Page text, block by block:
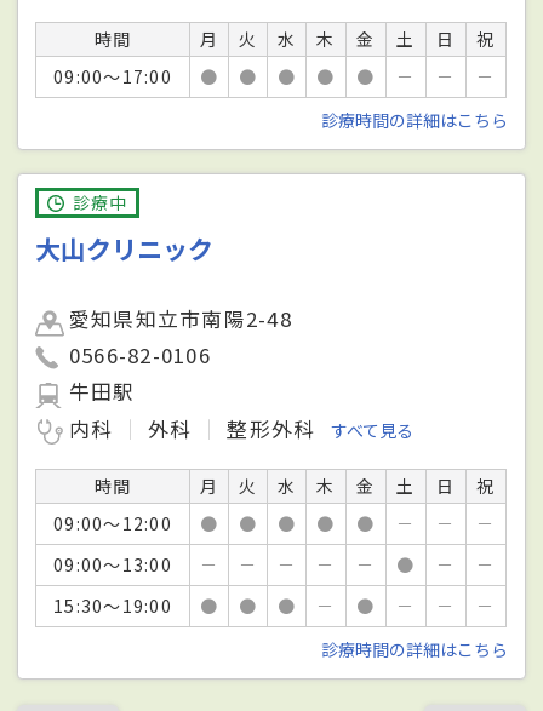
時間 月 火 水 木 金 土 日
祝
09:00～17:00
● ● ● ● ● － －
－
診療時間の詳細はこちら
診療中
大山クリニック
愛知県知立市南陽2-48
0566-82-0106
牛田駅
内科
外科 整形外科 すべて見る
時間 月 火 水 木 金 土 日
祝
09:00～12:00
● ● ● ● ● － －
－
09:00～13:00
－ － － － － ● －
－
15:30～19:00
● ● ● － ● － －
－
診療時間の詳細はこちら